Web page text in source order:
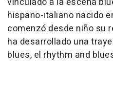
hispano-italiano nacido
comenzó desde niño su
ha desarrollado una
blues, el rhythm and